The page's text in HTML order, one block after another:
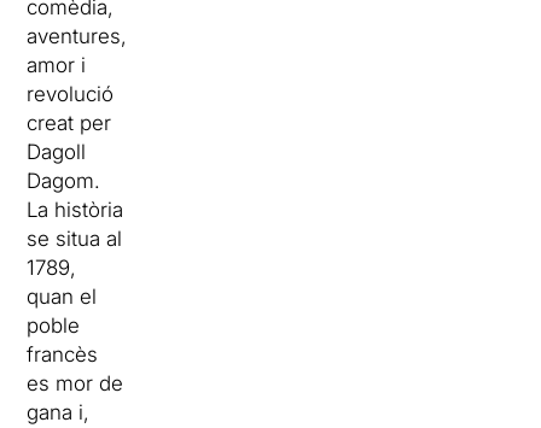
comèdia,
aventures,
amor i
revolució
creat per
Dagoll
Dagom.
La història
se situa al
1789,
quan el
poble
francès
es mor de
gana i,